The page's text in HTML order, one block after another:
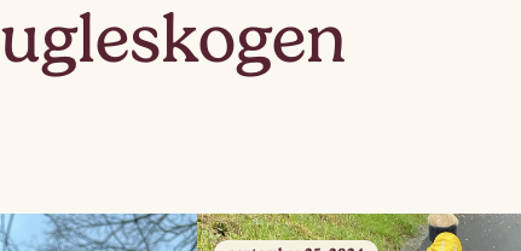
ugleskogen